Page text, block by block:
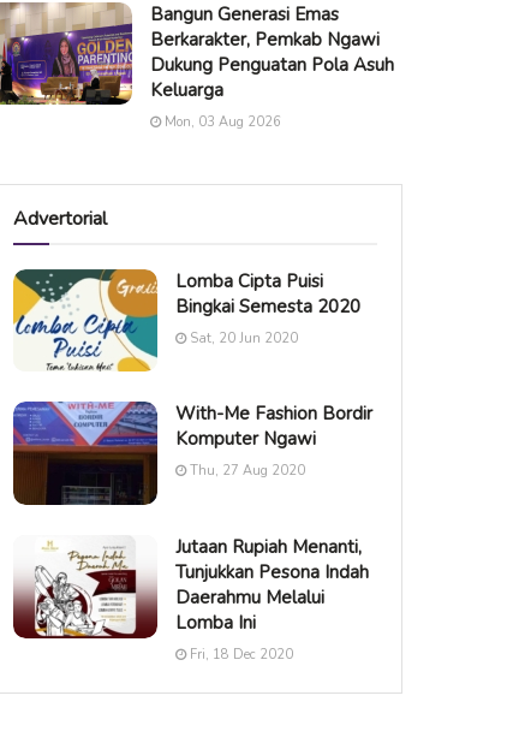
Bangun Generasi Emas
Berkarakter, Pemkab Ngawi
Dukung Penguatan Pola Asuh
Keluarga
Mon, 03 Aug 2026
Advertorial
Lomba Cipta Puisi
Bingkai Semesta 2020
Sat, 20 Jun 2020
With-Me Fashion Bordir
Komputer Ngawi
Thu, 27 Aug 2020
Jutaan Rupiah Menanti,
Tunjukkan Pesona Indah
Daerahmu Melalui
Lomba Ini
Fri, 18 Dec 2020